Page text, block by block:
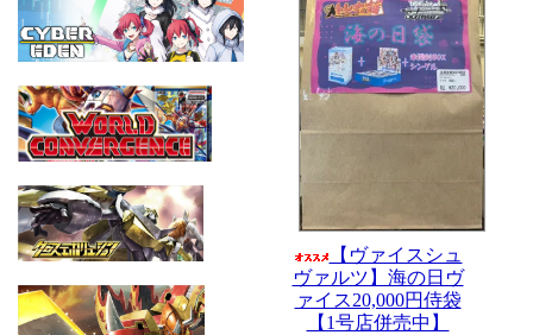
【ヴァイスシュ
ヴァルツ】海の日ヴ
ァイス20,000円侍袋
【1号店併売中】